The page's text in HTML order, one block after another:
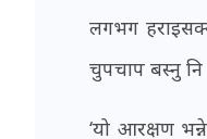
लगभग
चुपचाप बस्नु नि
‘यो आरक्षण